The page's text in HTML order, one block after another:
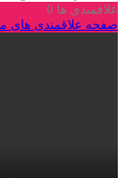
علاقمندی ها 0
صفحه علاقمندی های